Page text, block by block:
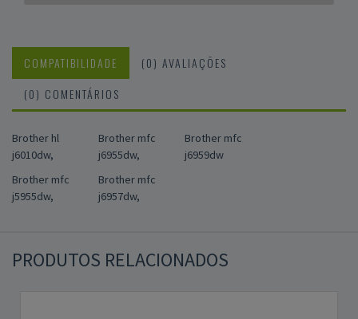
COMPATIBILIDADE
(0) AVALIAÇÕES
(0) COMENTÁRIOS
Brother hl
j6010dw,
Brother mfc
j5955dw,
Brother mfc
j6955dw,
Brother mfc
j6957dw,
Brother mfc
j6959dw
PRODUTOS RELACIONADOS